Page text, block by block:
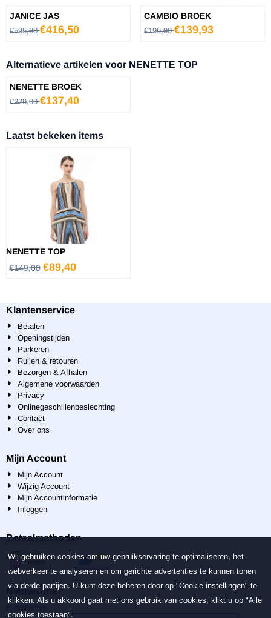
JANICE JAS
Van 595,00 voor 416,50
€595,00€416,50
CAMBIO BROEK
Van 199,90 voor 139,93
€199,90€139,93
Alternatieve artikelen voor NENETTE TOP
NENETTE BROEK
Van 229,00 voor 137,40
€229,00€137,40
Laatst bekeken items
NENETTE TOP
€149,00 €89,40
Klantenservice
Betalen
Openingstijden
Parkeren
Ruilen & retouren
Bezorgen & Afhalen
Algemene voorwaarden
Privacy
Onlinegeschillenbeslechting
Contact
Over ons
Mijn Account
Mijn Account
Wijzig Account
Mijn Accountinformatie
Inloggen
Betaalmethoden
Nieuwsbrief
Vul je e-mailadres in voor de nieuwsbrief
Wij gebruiken cookies om uw gebruikservaring te optimaliseren, het
webverkeer te analyseren en om gerichte advertenties te kunnen tonen
via derde partijen. U kunt deze beheren door op "Cookie instellingen" te
klikken. Als u akkoord gaat met ons gebruik van cookies, klikt u op "Alle
cookies toestaan".